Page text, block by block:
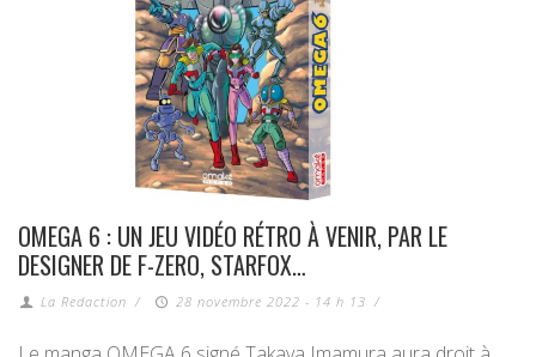
OMEGA 6 : UN JEU VIDÉO RÉTRO À VENIR, PAR LE
DESIGNER DE F-ZERO, STARFOX…
La Redaction / 28 novembre 2022 - 14 h 13 /